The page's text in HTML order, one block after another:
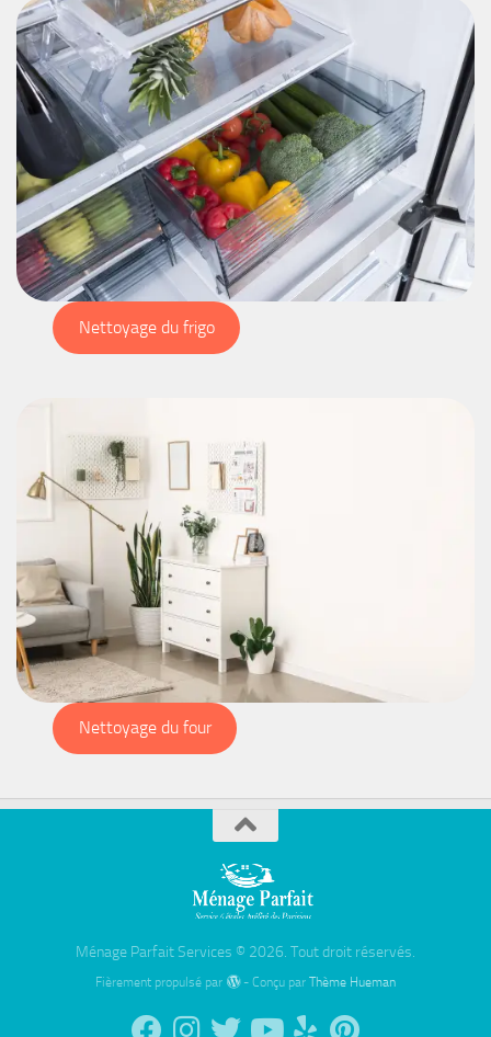
Nettoyage du frigo
Nettoyage du four
Ménage Parfait Services © 2026. Tout droit réservés.
Fièrement propulsé par - Conçu par Thème Hueman